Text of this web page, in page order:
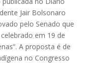
Jair Bolsonaro
pelo Senado que
em 19 de
A proposta é de
no Congresso